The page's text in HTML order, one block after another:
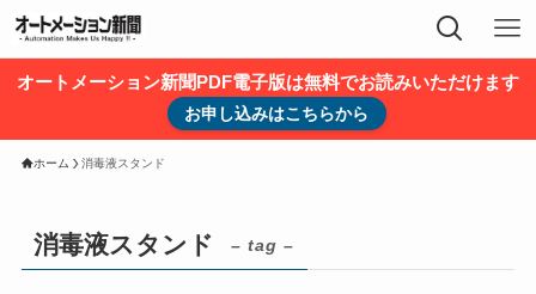
オートメーション新聞PDF電子版は無料でお読みいただけます
お申し込みはこちらから
ホーム 消毒液スタンド
消毒液スタンド – tag –